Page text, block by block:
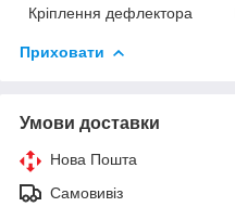
Кріплення дефлектора
Приховати
Умови доставки
Нова Пошта
Самовивіз